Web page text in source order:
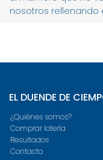
nosotros rellenando
EL DUENDE DE
¿Quiénes somos?
Comprar lotería
Resultados
Contacto